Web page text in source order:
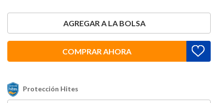
AGREGAR A LA BOLSA
COMPRAR AHORA
Protección Hites